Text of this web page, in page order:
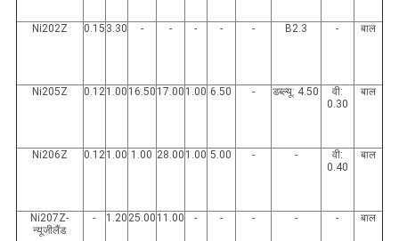
Ni202Z 0.15 3.30 - - - - - B2.3 - बाल
Ni205Z 0.121.00 16.50 17.00 1.00 6.50 - डब्ल्यू: 4.50
वी:
0.30
बाल
Ni206Z 0.121.00 1.00 28.00 1.00 5.00 - -
वी:
0.40
बाल
Ni207Z-
न्यूजीलैंड
- 1.20 25.00 11.00 - - - - - बाल